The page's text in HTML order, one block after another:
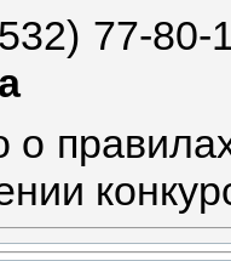
77-80-
о